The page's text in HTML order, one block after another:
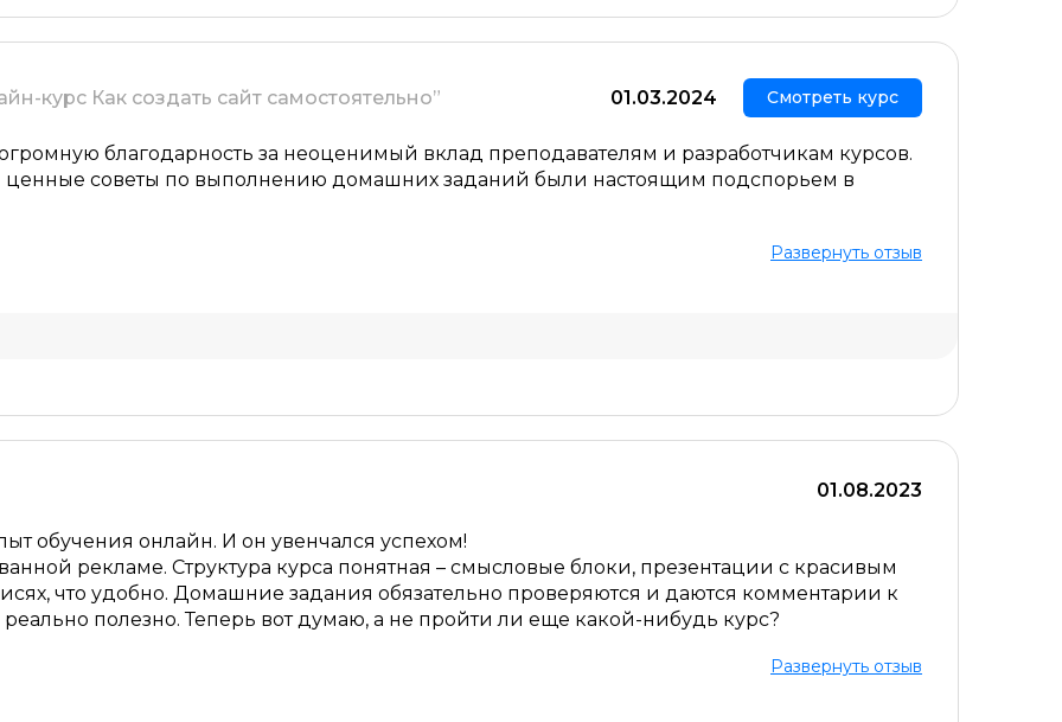
курс Как создать сайт самостоятельно” 01.03.2024 Смотреть курс
благодарность за неоценимый вклад преподавателям и разработчикам курсов.
ценные советы по выполнению домашних заданий были настоящим подспорьем в
Развернуть отзыв
01.08.2023
обучения онлайн. И он увенчался успехом!
рекламе. Структура курса понятная – смысловые блоки, презентации с красивым
что удобно. Домашние задания обязательно проверяются и даются комментарии к
полезно. Теперь вот думаю, а не пройти ли еще какой-нибудь курс?
Развернуть отзыв
интернет-маркетинга
в соцсетях
материала *